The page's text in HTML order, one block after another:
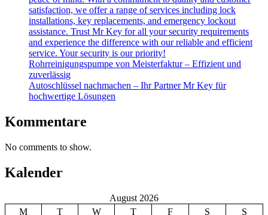
satisfaction, we offer a range of services including lock
installations, key replacements, and emergency lockout
assistance. Trust Mr Key for all your security requirements
and experience the difference with our reliable and efficient
service. Your security is our priority!
Rohrreinigungspumpe von Meisterfaktur – Effizient und
zuverlässig
Autoschlüssel nachmachen – Ihr Partner Mr Key für
hochwertige Lösungen
Kommentare
No comments to show.
Kalender
August 2026
M
T W T F S
S